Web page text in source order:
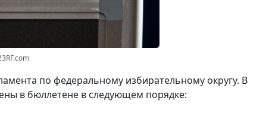
по федеральному избирательному округу. В
в бюллетене в следующем порядке: